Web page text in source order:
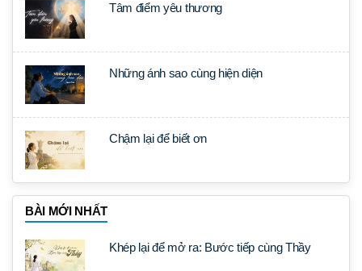
Tâm điểm yêu thương
Những ánh sao cùng hiện diện
Chậm lại để biết ơn
BÀI MỚI NHẤT
Khép lại để mở ra: Bước tiếp cùng Thầy